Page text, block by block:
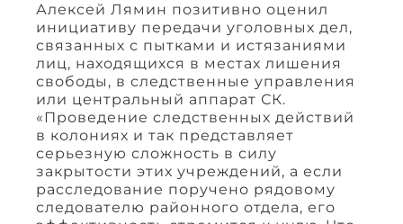
Алексей Лямин позитивно оценил
инициативу передачи уголовных дел,
связанных с пытками и истязаниями
лиц, находящихся в местах лишения
свободы, в следственные управления
или центральный аппарат СК.
«Проведение следственных действий
в колониях и так представляет
серьезную сложность в силу
закрытости этих учреждений, а если
расследование поручено рядовому
следователю районного отдела, его